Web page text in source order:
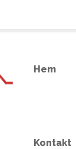
Hem
Kontakt